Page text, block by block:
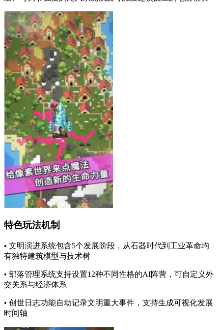
特色玩法机制
• 文明演进系统包含5个发展阶段，从石器时代到工业革命均
有独特建筑模型与技术树
• 部落管理系统支持设置12种不同性格的AI阵营，可自定义外
交关系与经济体系
• 创世日志功能自动记录文明重大事件，支持生成可视化发展
时间轴